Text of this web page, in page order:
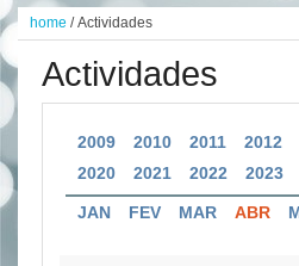
home / Actividades
Actividades
2009 2010 2011 2012
2020
2021 2022 2023
JAN FEV MAR ABR